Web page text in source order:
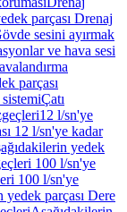
parçası Drenaj
sesini ayırmak
ve hava sesi
parçası
Çatı
12 l/sn'ye
12 l/sn'ye kadar
yedek
100 l/sn'ye
100 l/sn'ye
yedek parçası Dere